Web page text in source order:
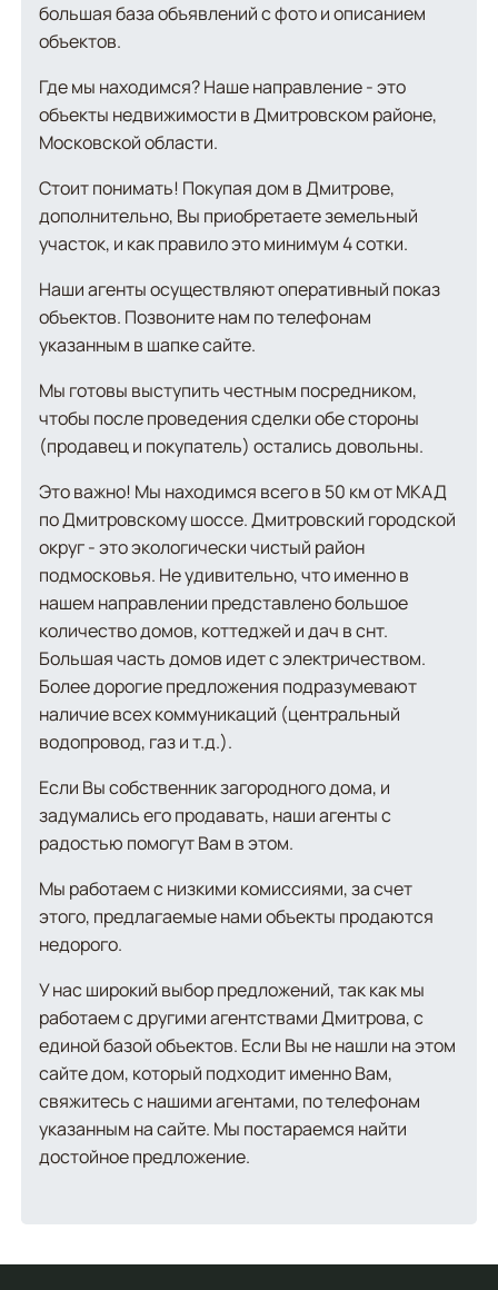
большая база объявлений с фото и описанием
объектов.
Где мы находимся? Наше направление - это
объекты недвижимости в Дмитровском районе,
Московской области.
Стоит понимать! Покупая дом в Дмитрове,
дополнительно, Вы приобретаете земельный
участок, и как правило это минимум 4 сотки.
Наши агенты осуществляют оперативный показ
объектов. Позвоните нам по телефонам
указанным в шапке сайте.
Мы готовы выступить честным посредником,
чтобы после проведения сделки обе стороны
(продавец и покупатель) остались довольны.
Это важно! Мы находимся всего в 50 км от МКАД
по Дмитровскому шоссе. Дмитровский городской
округ - это экологически чистый район
подмосковья. Не удивительно, что именно в
нашем направлении представлено большое
количество домов, коттеджей и дач в снт.
Большая часть домов идет с электричеством.
Более дорогие предложения подразумевают
наличие всех коммуникаций (центральный
водопровод, газ и т.д.).
Если Вы собственник загородного дома, и
задумались его продавать, наши агенты с
радостью помогут Вам в этом.
Мы работаем с низкими комиссиями, за счет
этого, предлагаемые нами объекты продаются
недорого.
У нас широкий выбор предложений, так как мы
работаем с другими агентствами Дмитрова, с
единой базой объектов. Если Вы не нашли на этом
сайте дом, который подходит именно Вам,
свяжитесь с нашими агентами, по телефонам
указанным на сайте. Мы постараемся найти
достойное предложение.